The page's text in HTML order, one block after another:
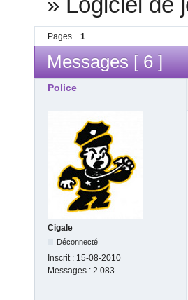
Pages 1
Messages [ 6 ]
Police
Cigale
Déconnecté
Inscrit : 15-08-2010
Messages : 2.083